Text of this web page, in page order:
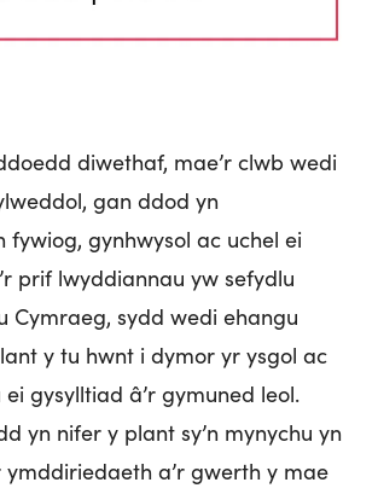
diwethaf, mae’r clwb wedi
gan ddod yn
gynhwysol ac uchel ei
prif lwyddiannau yw sefydlu
Cymraeg, sydd wedi ehangu
y tu hwnt i dymor yr ysgol ac
gysylltiad â’r gymuned leol.
yn nifer y plant sy’n mynychu yn
ymddiriedaeth a’r gwerth y mae